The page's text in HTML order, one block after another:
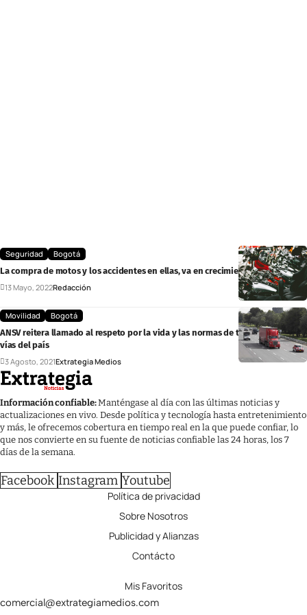
Seguridad
Bogotá
La compra de motos y los accidentes en ellas, va en crecimiento
13 Mayo, 2022Redacción
Movilidad
Bogotá
ANSV reitera llamado al respeto por la vida y las normas de tránsito en las
vías del país
3 Agosto, 2021Extrategia Medios
Información confiable:Manténgase al día con las últimas noticias y
actualizaciones en vivo. Desde política y tecnología hasta entretenimiento
y más, le ofrecemos cobertura en tiempo real en la que puede confiar, lo
que nos convierte en su fuente de noticias confiable las 24 horas, los 7
días de la semana.
Facebook Instagram Youtube
Política de privacidad
Sobre Nosotros
Publicidad y Alianzas
Contácto
Mis Favoritos
comercial@extrategiamedios.com